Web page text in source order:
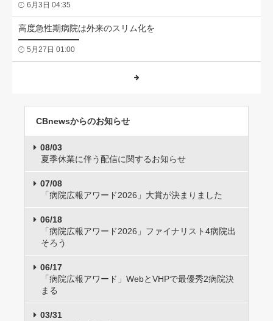
6月3日 04:35
高度急性期病院は外来のスリム化を
5月27日 01:00
CBnewsからのお知らせ
08/03
夏季休業に伴う配信に関するお知らせ
07/08
「病院広報アワード2026」大賞が決まりました
06/18
「病院広報アワード2026」ファイナリスト4病院出
そろう
06/17
「病院広報アワード」WebとVHPで最優秀2病院決
まる
03/31